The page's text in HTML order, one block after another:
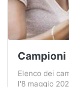
Elenco dei
l'8 maggio